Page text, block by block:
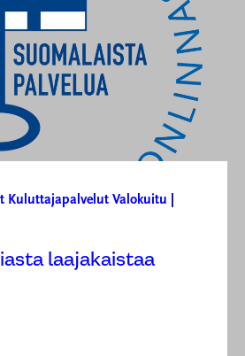
Kuluttajapalvelut Valokuitu
laajakaistaa